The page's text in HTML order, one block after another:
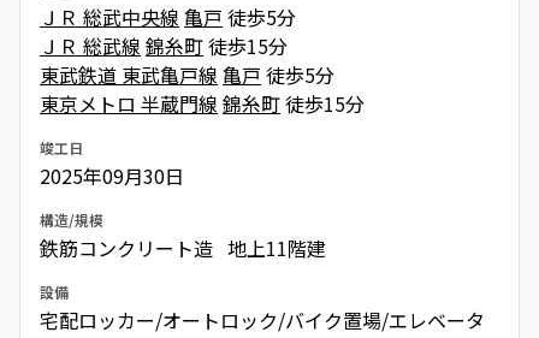
ＪＲ 総武中央線 亀戸 徒歩5分
ＪＲ 総武線 錦糸町徒歩15分
東武鉄道 東武亀戸線 亀戸 徒歩5分
東京メトロ 半蔵門線 錦糸町徒歩15分
竣工日
2025年09月30日
構造/規模
鉄筋コンクリート造 地上11階建
設備
宅配ロッカー/オートロック/バイク置場/エレベータ